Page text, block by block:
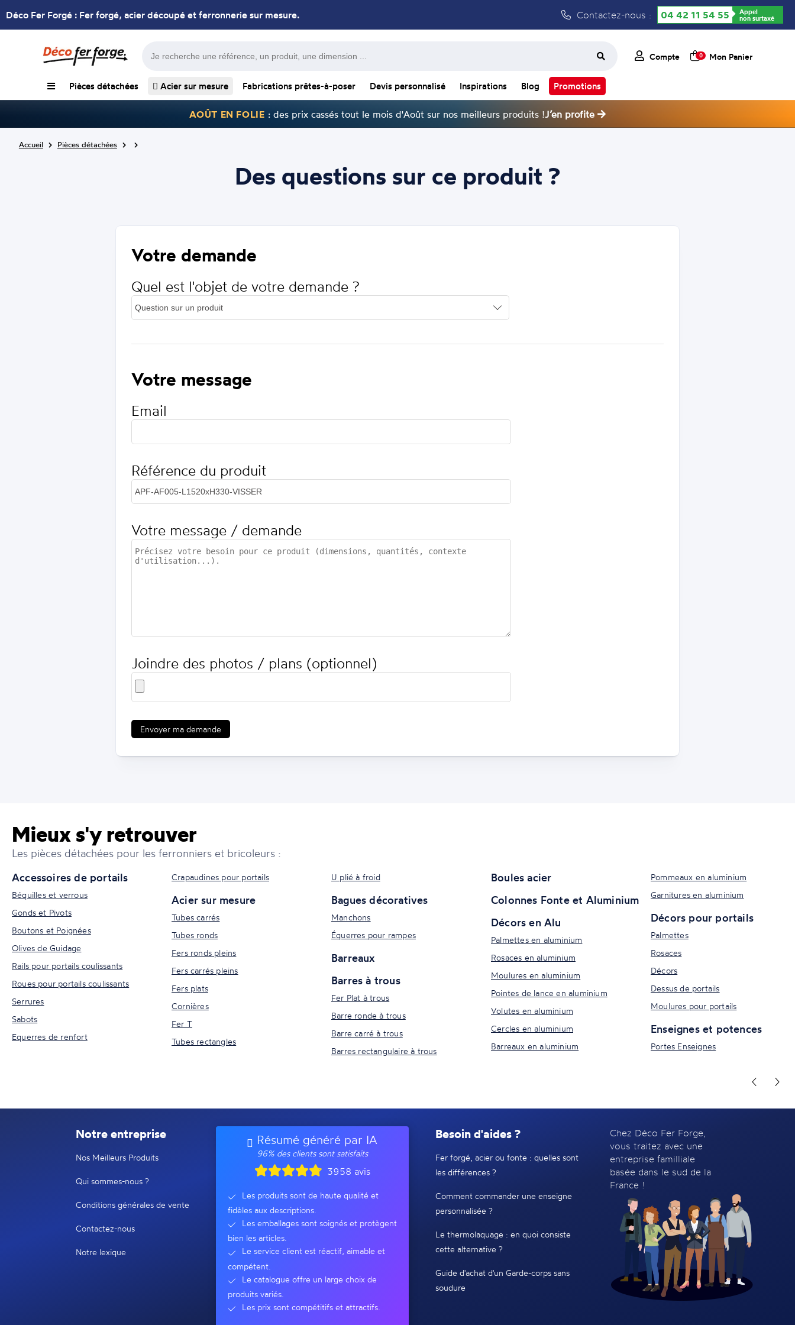
Déco Fer Forgé : Fer forgé, acier découpé et ferronnerie sur mesure. Contactez-nous : 04 42 11 54 55 Appel
non surtaxé
Compte 0 Mon Panier
Pièces détachées Acier sur mesure Fabrications prêtes-à-poser Devis personnalisé Inspirations Blog Promotions
AOÛT EN FOLIE : des prix cassés tout le mois d'Août sur nos meilleurs produits !J’en profite
Accueil Pièces détachées
Des questions sur ce produit ?
Votre demande
Quel est l'objet de votre demande ?
Votre message
Email
Référence du produit
Votre message / demande
Joindre des photos / plans (optionnel)
Envoyer ma demande
Mieux s'y retrouver
Les pièces détachées pour les ferronniers et bricoleurs :
Accessoires de portails
Béquilles et verrous
Gonds et Pivots
Boutons et Poignées
Olives de Guidage
Rails pour portails coulissants
Roues pour portails coulissants
Serrures
Sabots
Equerres de renfort
Crapaudines pour portails
Acier sur mesure
Tubes carrés
Tubes ronds
Fers ronds pleins
Fers carrés pleins
Fers plats
Cornières
Fer T
Tubes rectangles
U plié à froid
Bagues décoratives
Manchons
Équerres pour rampes
Barreaux
Barres à trous
Fer Plat à trous
Barre ronde à trous
Barre carré à trous
Barres rectangulaire à trous
Boules acier
Colonnes Fonte et Aluminium
Décors en Alu
Palmettes en aluminium
Rosaces en aluminium
Moulures en aluminium
Pointes de lance en aluminium
Volutes en aluminium
Cercles en aluminium
Barreaux en aluminium
Pommeaux en aluminium
Garnitures en aluminium
Décors pour portails
Palmettes
Rosaces
Décors
Dessus de portails
Moulures pour portails
Enseignes et potences
Portes Enseignes
Notre entreprise
Nos Meilleurs Produits
Qui sommes-nous ?
Conditions générales de vente
Contactez-nous
Notre lexique
Résumé généré par IA
96% des clients sont satisfaits
3958 avis
Les produits sont de haute qualité et
fidèles aux descriptions.
Les emballages sont soignés et protègent
bien les articles.
Le service client est réactif, aimable et
compétent.
Le catalogue offre un large choix de
produits variés.
Les prix sont compétitifs et attractifs.
Besoin d'aides ?
Fer forgé, acier ou fonte : quelles sont
les différences ?
Comment commander une enseigne
personnalisée ?
Le thermolaquage : en quoi consiste
cette alternative ?
Guide d'achat d'un Garde-corps sans
soudure
Chez Déco Fer Forge,
vous traitez avec une
entreprise familliale
basée dans le sud de la
France !